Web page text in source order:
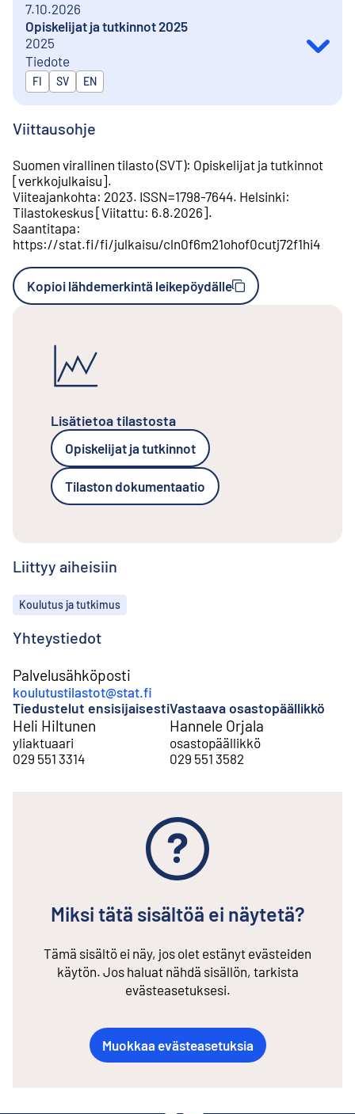
7.10.2026
Opiskelijat ja tutkinnot 2025
2025
Tiedote
Julkaistaan kielillä
FI SV EN
Viittausohje
Suomen virallinen tilasto (SVT): Opiskelijat ja tutkinnot
[verkkojulkaisu].
Viiteajankohta: 2023. ISSN=1798-7644. Helsinki:
Tilastokeskus[Viitattu: 6.8.2026].
Saantitapa:
https://stat.fi/fi/julkaisu/cln0f6m21ohof0cutj72f1hi4
Kopioi lähdemerkintä leikepöydälle
Lisätietoa tilastosta
Opiskelijat ja tutkinnot
Tilaston dokumentaatio
Liittyy aiheisiin
Aiheet
Koulutus ja tutkimus
Yhteystiedot
Palvelusähköposti
koulutustilastot@stat.fi
Tiedustelut ensisijaisesti
Heli Hiltunen
yliaktuaari
029 551 3314
Vastaava osastopäällikkö
Hannele Orjala
osastopäällikkö
029 551 3582
Miksi tätä sisältöä ei näytetä?
Tämä sisältö ei näy, jos olet estänyt evästeiden
käytön. Jos haluat nähdä sisällön, tarkista
evästeasetuksesi.
Muokkaa evästeasetuksia